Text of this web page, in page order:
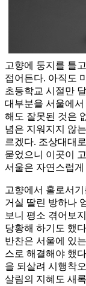
고향에 둥지를 틀
접어든다. 아직도
초등학교 시절만
대부분을 서울에
해도 잘못된 것은
념은 지워지지 않
르겠다. 조상대대
묻었으니 이곳이
서울은 자연스럽
고향에서 홀로서
거실 딸린 방하나
보니 평소 겪어보
당황해 하기도 했
반찬은 서울에 있
스로 해결해야 했
을 되살려 시행착
살림의 지혜도 새